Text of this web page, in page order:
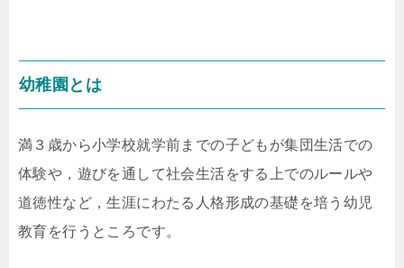
幼稚園とは
満３歳から小学校就学前までの子どもが集団生活での
体験や，遊びを通して社会生活をする上でのルールや
道徳性など，生涯にわたる人格形成の基礎を培う幼児
教育を行うところです。